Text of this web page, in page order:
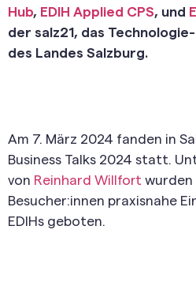
Hub, EDIH Applied CPS, und
der salz21, das
des Landes Salzburg.
Am 7. März 2024 fanden in
Business Talks 2024 statt.
von Reinhard Willfort wurden
Besucher:innen praxisnahe
EDIHs geboten.